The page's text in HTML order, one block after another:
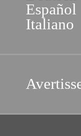
Español
Italiano